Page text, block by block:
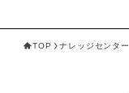
TOP ナレッジセンター